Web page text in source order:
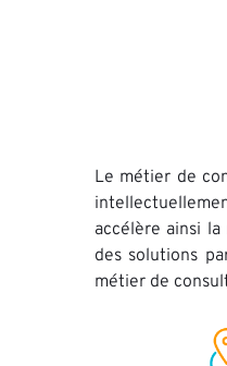
Le métier de
accélère ainsi
des solutions
métier de